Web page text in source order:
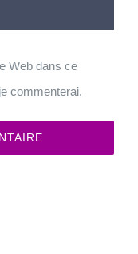
Web dans ce
commenterai.